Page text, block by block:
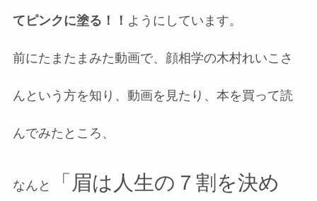
てピンクに塗る！！ ようにしています。
前にたまたまみた動画で、顔相学の木村れいこさ
んという方を知り、動画を見たり、本を買って読
んでみたところ、
なんと 「眉は人生の７割を決め